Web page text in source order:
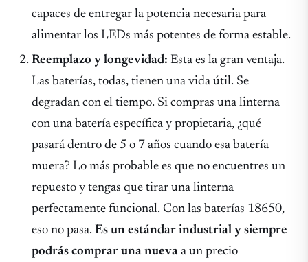
capaces de entregar la potencia necesaria para
alimentar los LEDs más potentes de forma estable.
Reemplazo y longevidad: Esta es la gran ventaja.
Las baterías, todas, tienen una vida útil. Se
degradan con el tiempo. Si compras una linterna
con una batería específica y propietaria, ¿qué
pasará dentro de 5 o 7 años cuando esa batería
muera? Lo más probable es que no encuentres un
repuesto y tengas que tirar una linterna
perfectamente funcional. Con las baterías 18650,
eso no pasa.Es un estándar industrial y siempre
podrás comprar una nueva a un precio